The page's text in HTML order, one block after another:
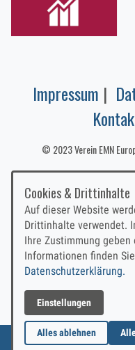
Impressum |
© 2023 Verein EMN
Cookies & Drittinhalte
Auf dieser Website
Drittinhalte verwendet.
Ihre Zustimmung
Informationen finden
Datenschutzerklärung.
Einstellungen
Alles ablehnen